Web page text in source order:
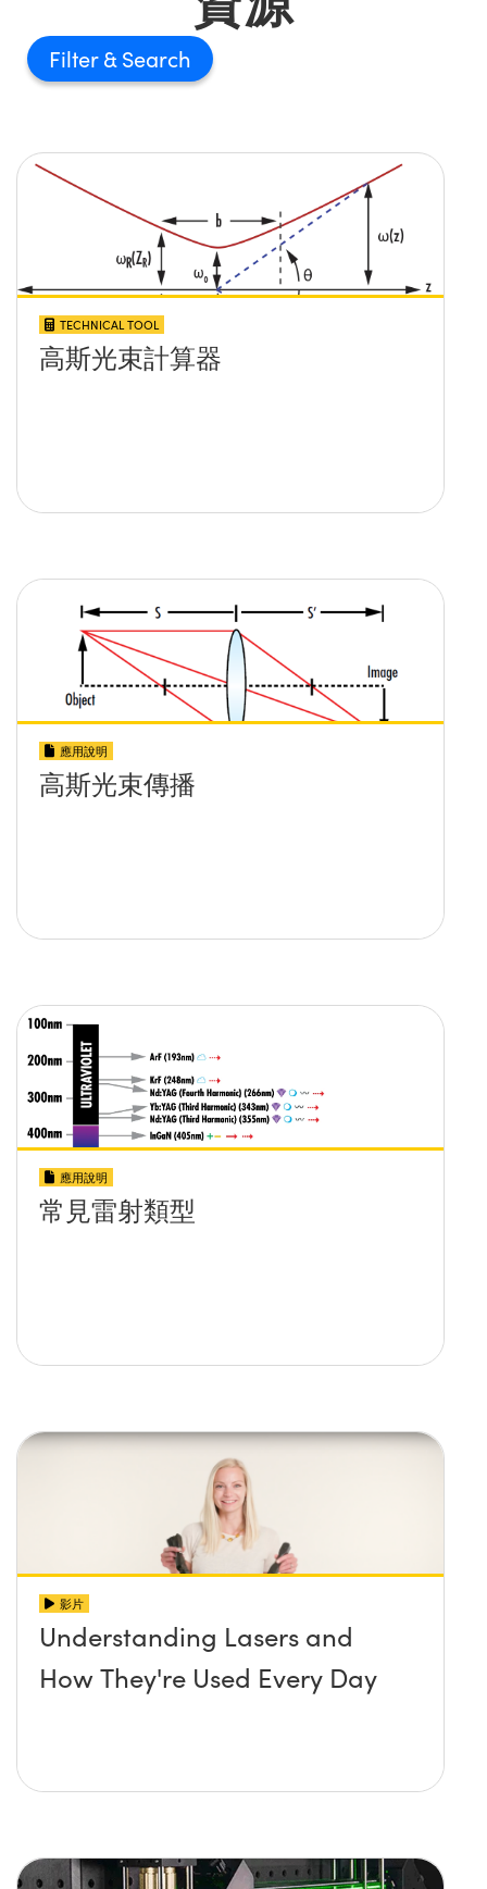
Filter
TECHNICAL TOOL
高斯光束計算器
應用說明
高斯光束傳播
應用說明
常見雷射類型
影片
Understanding Lasers and
How They're Used Every Day